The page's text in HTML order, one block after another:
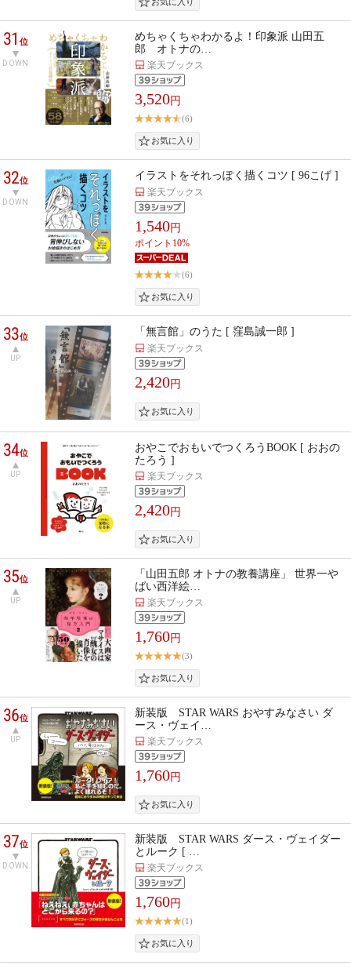
31位
DOWN
めちゃくちゃわかるよ！印象派 山田五
郎 オトナの…
楽天ブックス
3,520円
(6)
32位
DOWN
イラストをそれっぽく描くコツ [ 96こげ ]
楽天ブックス
1,540円
ポイント10%
(6)
33位
UP
「無言館」のうた [ 窪島誠一郎 ]
楽天ブックス
2,420円
34位
UP
おやこでおもいでつくろうBOOK [ おおの
たろう ]
楽天ブックス
2,420円
35位
UP
「山田五郎 オトナの教養講座」 世界一や
ばい西洋絵…
楽天ブックス
1,760円
(3)
36位
UP
新装版 STAR WARS おやすみなさい ダ
ース・ヴェイ…
楽天ブックス
1,760円
37位
DOWN
新装版 STAR WARS ダース・ヴェイダー
とルーク [ …
楽天ブックス
1,760円
(1)